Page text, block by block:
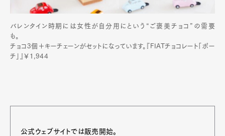
バレンタイン時期には女性が自分用にという“ご褒美チョコ”の需要
も。
チョコ3個＋キーチェーンがセットになっています。『FIATチョコレート「ポー
チ」』￥1,944
公式ウェブサイトでは販売開始。